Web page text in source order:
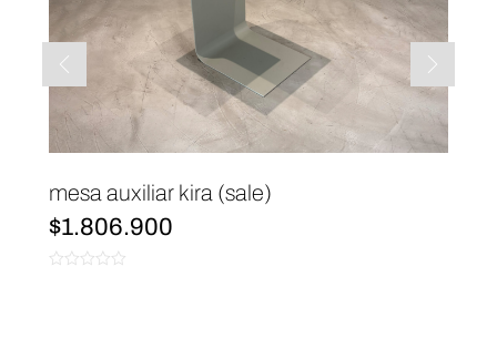
mesa auxiliar kira (sale)
$1.806.900